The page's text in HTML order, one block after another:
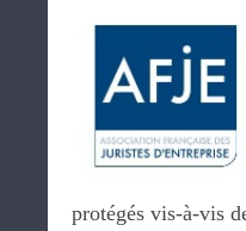
protégés vis-à-vis